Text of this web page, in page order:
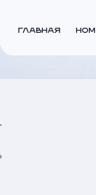
ГЛАВНАЯ